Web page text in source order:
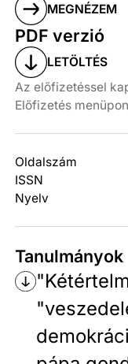
MEGNÉZEM
PDF verzió
LETÖLTÉS
Az előfizetéssel
Előfizetés
Oldalszám
ISSN
Nyelv
Tanulmányok